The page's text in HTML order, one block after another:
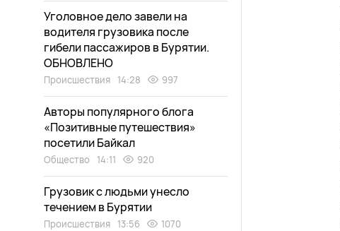
Уголовное дело завели на
водителя грузовика после
гибели пассажиров в Бурятии.
ОБНОВЛЕНО
Происшествия 14:28 997
Авторы популярного блога
«Позитивные путешествия»
посетили Байкал
Общество 14:11 920
Грузовик с людьми унесло
течением в Бурятии
Происшествия 13:56 1070